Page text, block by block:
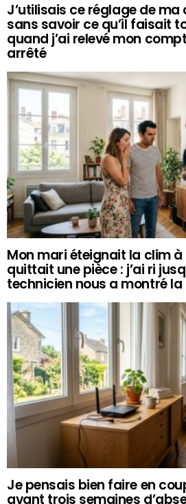
J’utilisais ce réglage de
sans savoir ce qu’il faisait
quand j’ai relevé mon
arrêté
Mon mari éteignait la clim à
quittait une pièce : j’ai ri
technicien nous a montré
Je pensais bien faire en
avant trois semaines